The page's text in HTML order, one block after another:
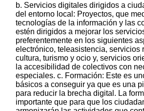
b. Servicios digitales dirigidos a
del entorno local: Proyectos, que
tecnologías de la información y las
estén dirigidos a mejorar los
preferentemente en los siguientes
electrónico, teleasistencia, servicios
cultura, turismo y ocio y, servicios
la accesibilidad de colectivos con
especiales. c. Formación: Este es
básicos a conseguir ya que es una
para reducir la brecha digital. La
importante que para que los